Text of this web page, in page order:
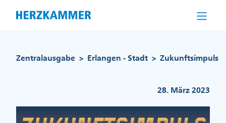
Zentralausgabe > Erlangen - Stadt > Zukunftsimpuls
28. März 2023